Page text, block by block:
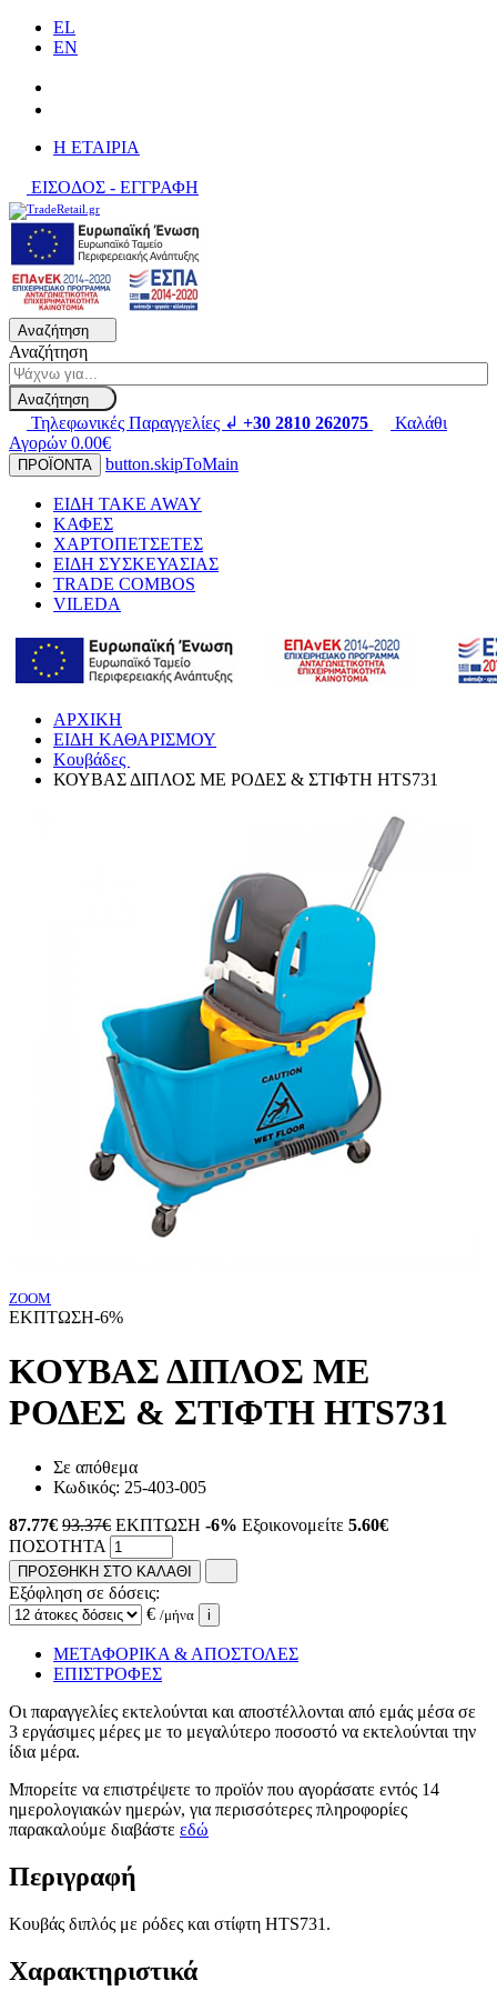
EL
EN
H ΕΤΑΙΡΙΑ
ΕΙΣΟΔΟΣ - ΕΓΓΡΑΦΗ
Αναζήτηση
Αναζήτηση
Αναζήτηση
Τηλεφωνικές Παραγγελίες ↲ +30 2810 262075
Καλάθι
Αγορών 0.00€
ΠΡΟΪΟΝΤΑ button.skipToMain
ΕΙΔΗ TAKE AWAY
ΚΑΦΕΣ
ΧΑΡΤΟΠΕΤΣΕΤΕΣ
ΕΙΔΗ ΣΥΣΚΕΥΑΣΙΑΣ
TRADE COMBOS
VILEDA
ΑΡΧΙΚΗ
ΕΙΔΗ ΚΑΘΑΡΙΣΜΟΥ
Κουβάδες
ΚΟΥΒΑΣ ΔΙΠΛΟΣ ΜΕ ΡΟΔΕΣ & ΣΤΙΦΤΗ HTS731
ZOOM
ΕΚΠΤΩΣΗ-6%
ΚΟΥΒΑΣ ΔΙΠΛΟΣ ΜΕ
ΡΟΔΕΣ & ΣΤΙΦΤΗ HTS731
Σε απόθεμα
Κωδικός: 25-403-005
87.77€ 93.37€ ΕΚΠΤΩΣΗ -6% Εξοικονομείτε 5.60€
ΠΟΣΟΤΗΤΑ
ΠΡΟΣΘΗΚΗ ΣΤΟ ΚΑΛΑΘΙ
Εξόφληση σε δόσεις:
€ /μήνα i
ΜΕΤΑΦΟΡΙΚΑ & ΑΠΟΣΤΟΛΕΣ
ΕΠΙΣΤΡΟΦΕΣ
Οι παραγγελίες εκτελούνται και αποστέλλονται από εμάς μέσα σε
3 εργάσιμες μέρες με το μεγαλύτερο ποσοστό να εκτελούνται την
ίδια μέρα.
Μπορείτε να επιστρέψετε το προϊόν που αγοράσατε εντός 14
ημερολογιακών ημερών, για περισσότερες πληροφορίες
παρακαλούμε διαβάστε εδώ
Περιγραφή
Κουβάς διπλός με ρόδες και στίφτη HTS731.
Χαρακτηριστικά